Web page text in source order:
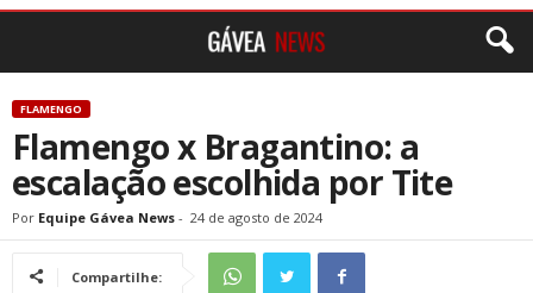
FLAMENGO
Flamengo x Bragantino: a
escalação escolhida por Tite
Por Equipe Gávea News - 24 de agosto de 2024
Compartilhe: